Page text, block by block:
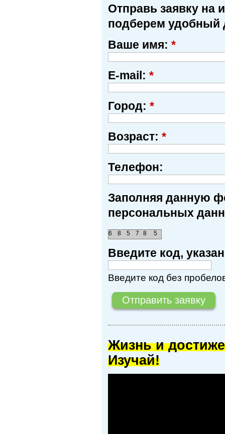
Отправь заявку на
подберем удобный
Ваше имя: *
E-mail: *
Город: *
Возраст: *
Телефон:
Заполняя данную
персональных
5
7
5
8
6 8
Введите код,
Введите код без
Жизнь и
Изучай!